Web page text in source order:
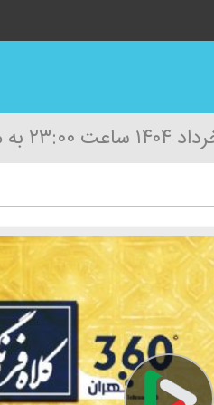
ساعت ۲۳:۰۰ به